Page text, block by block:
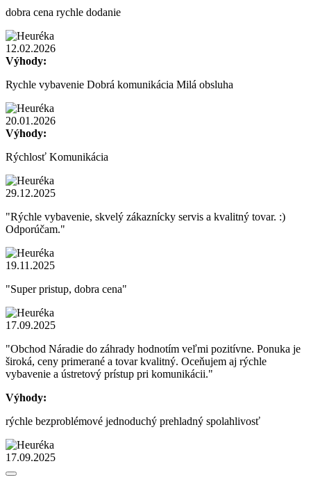
dobra cena rychle dodanie
12.02.2026
Výhody:
Rychle vybavenie Dobrá komunikácia Milá obsluha
20.01.2026
Výhody:
Rýchlosť Komunikácia
29.12.2025
"Rýchle vybavenie, skvelý zákaznícky servis a kvalitný tovar. :)
Odporúčam."
19.11.2025
"Super pristup, dobra cena"
17.09.2025
"Obchod Náradie do záhrady hodnotím veľmi pozitívne. Ponuka je
široká, ceny primerané a tovar kvalitný. Oceňujem aj rýchle
vybavenie a ústretový prístup pri komunikácii."
Výhody:
rýchle bezproblémové jednoduchý prehladný spolahlivosť
17.09.2025